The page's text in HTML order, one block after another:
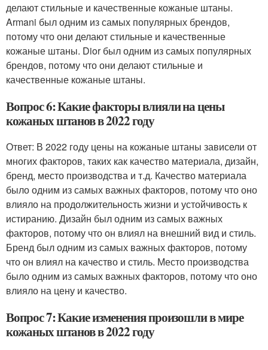
делают стильные и качественные кожаные штаны.
Armani был одним из самых популярных брендов,
потому что они делают стильные и качественные
кожаные штаны. Dior был одним из самых популярных
брендов, потому что они делают стильные и
качественные кожаные штаны.
Вопрос 6: Какие факторы влияли на цены
кожаных штанов в 2022 году
Ответ: В 2022 году цены на кожаные штаны зависели от
многих факторов, таких как качество материала, дизайн,
бренд, место производства и т.д. Качество материала
было одним из самых важных факторов, потому что оно
влияло на продолжительность жизни и устойчивость к
истиранию. Дизайн был одним из самых важных
факторов, потому что он влиял на внешний вид и стиль.
Бренд был одним из самых важных факторов, потому
что он влиял на качество и стиль. Место производства
было одним из самых важных факторов, потому что оно
влияло на цену и качество.
Вопрос 7: Какие изменения произошли в мире
кожаных штанов в 2022 году